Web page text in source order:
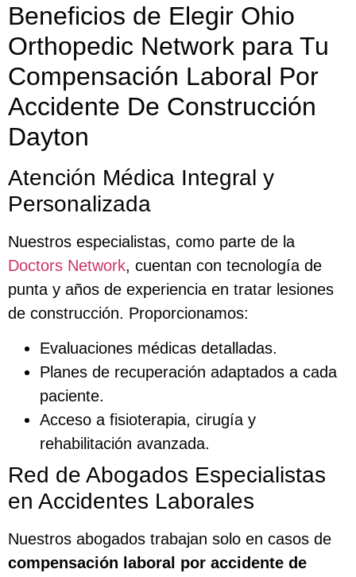
Beneficios de Elegir Ohio
Orthopedic Network para Tu
Compensación Laboral Por
Accidente De Construcción
Dayton
Atención Médica Integral y
Personalizada
Nuestros especialistas, como parte de la
Doctors Network, cuentan con tecnología de
punta y años de experiencia en tratar lesiones
de construcción. Proporcionamos:
Evaluaciones médicas detalladas.
Planes de recuperación adaptados a cada
paciente.
Acceso a fisioterapia, cirugía y
rehabilitación avanzada.
Red de Abogados Especialistas
en Accidentes Laborales
Nuestros abogados trabajan solo en casos de
compensación laboral por accidente de